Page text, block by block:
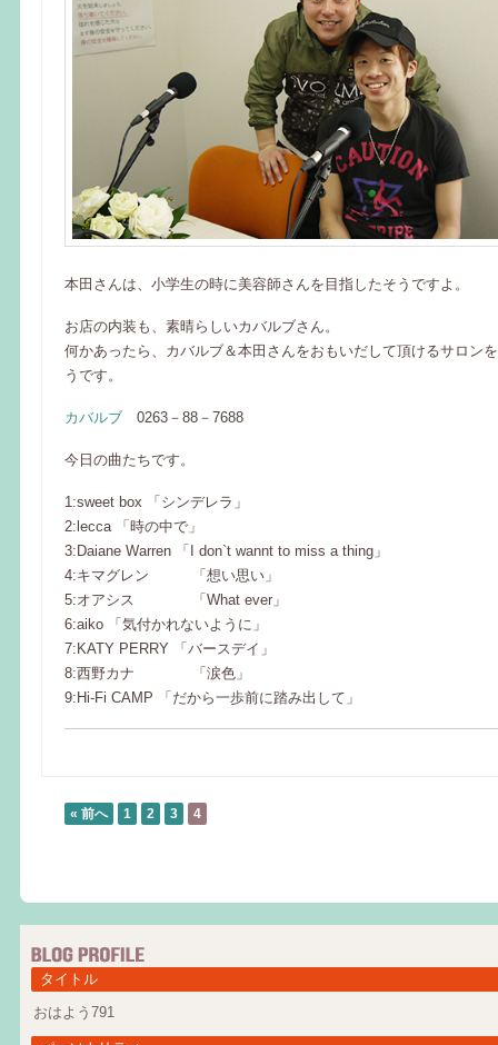
本田さんは、小学生の時に美容師さんを目指したそうですよ。
お店の内装も、素晴らしいカバルブさん。
何かあったら、カバルブ＆本田さんをおもいだして頂けるサロン
うです。
カバルブ 0263－88－7688
今日の曲たちです。
1:sweet box 「シンデレラ」
2:lecca 「時の中で」
3:Daiane Warren 「I don`t wannt to miss a thing」
4:キマグレン 「想い思い」
5:オアシス 「What ever」
6:aiko 「気付かれないように」
7:KATY PERRY 「バースデイ」
8:西野カナ 「涙色」
9:Hi-Fi CAMP 「だから一歩前に踏み出して」
« 前へ 1 2 3 4
タイトル
おはよう791